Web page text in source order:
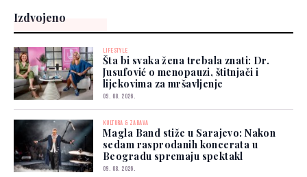
Izdvojeno
LIFESTYLE
Šta bi svaka žena trebala znati: Dr.
Jusufović o menopauzi, štitnjači i
lijekovima za mršavljenje
09. 08. 2026.
KULTURA & ZABAVA
Magla Band stiže u Sarajevo: Nakon
sedam rasprodanih koncerata u
Beogradu spremaju spektakl
09. 08. 2026.